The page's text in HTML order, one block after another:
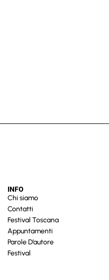
INFO
Chi siamo
Contatti
Festival Toscana
Appuntamenti
Parole D’autore
Festival